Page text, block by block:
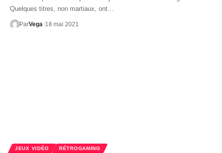
Quelques titres, non martiaux, ont…
ParVega 18 mai 2021
JEUX VIDÉO RÉTROGAMING